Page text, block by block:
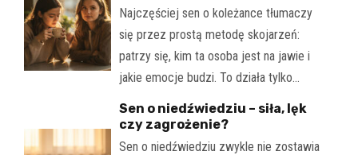
Najczęściej sen o koleżance tłumaczy
się przez prostą metodę skojarzeń:
patrzy się, kim ta osoba jest na jawie i
jakie emocje budzi. To działa tylko…
Sen o niedźwiedziu – siła, lęk
czy zagrożenie?
Sen o niedźwiedziu zwykle nie zostawia